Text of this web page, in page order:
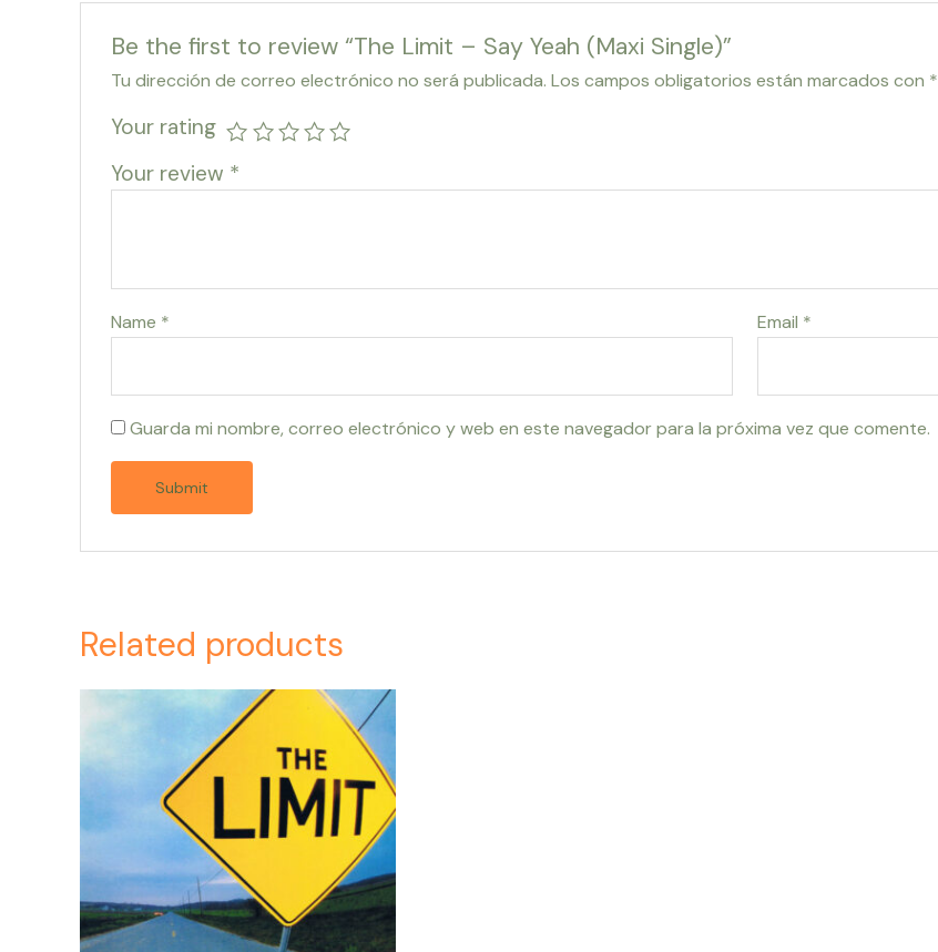
Be the first to review “The Limit – Say Yeah (Maxi Single)”
Tu dirección de correo electrónico no será publicada. Los campos obligatorios están marcados con *
Your rating
Your review *
Name * Email *
Guarda mi nombre, correo electrónico y web en este navegador para la próxima vez que comente.
Related products